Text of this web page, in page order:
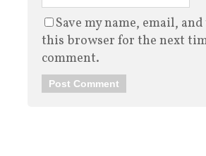
Save my name, email,
this browser for the next
comment.